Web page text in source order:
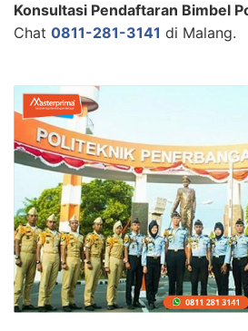
Konsultasi Pendaftaran Bimbel
Chat 0811-281-3141 di Malang.